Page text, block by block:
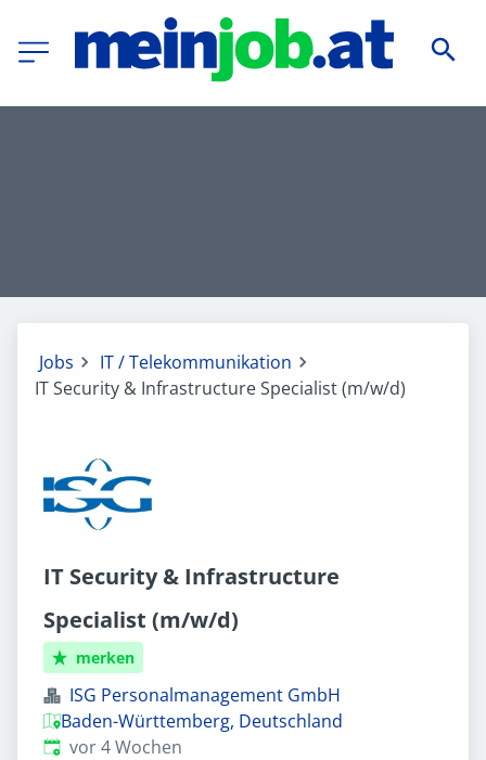
Jobs
IT / Telekommunikation
IT Security & Infrastructure Specialist (m/w/d)
IT Security & Infrastructure
Specialist (m/w/d)
merken
ISG Personalmanagement GmbH
Baden-Württemberg, Deutschland
Veröffentlicht:
vor 4 Wochen